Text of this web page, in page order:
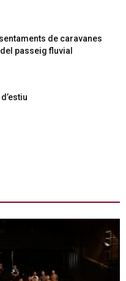
de caravanes
passeig fluvial